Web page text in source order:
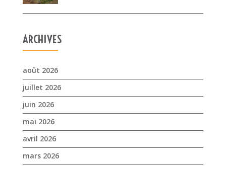
juillet 2026
mai 2026
mars 2026
février 2026
janvier 2026
novembre 2025
octobre 2025
septembre 2025